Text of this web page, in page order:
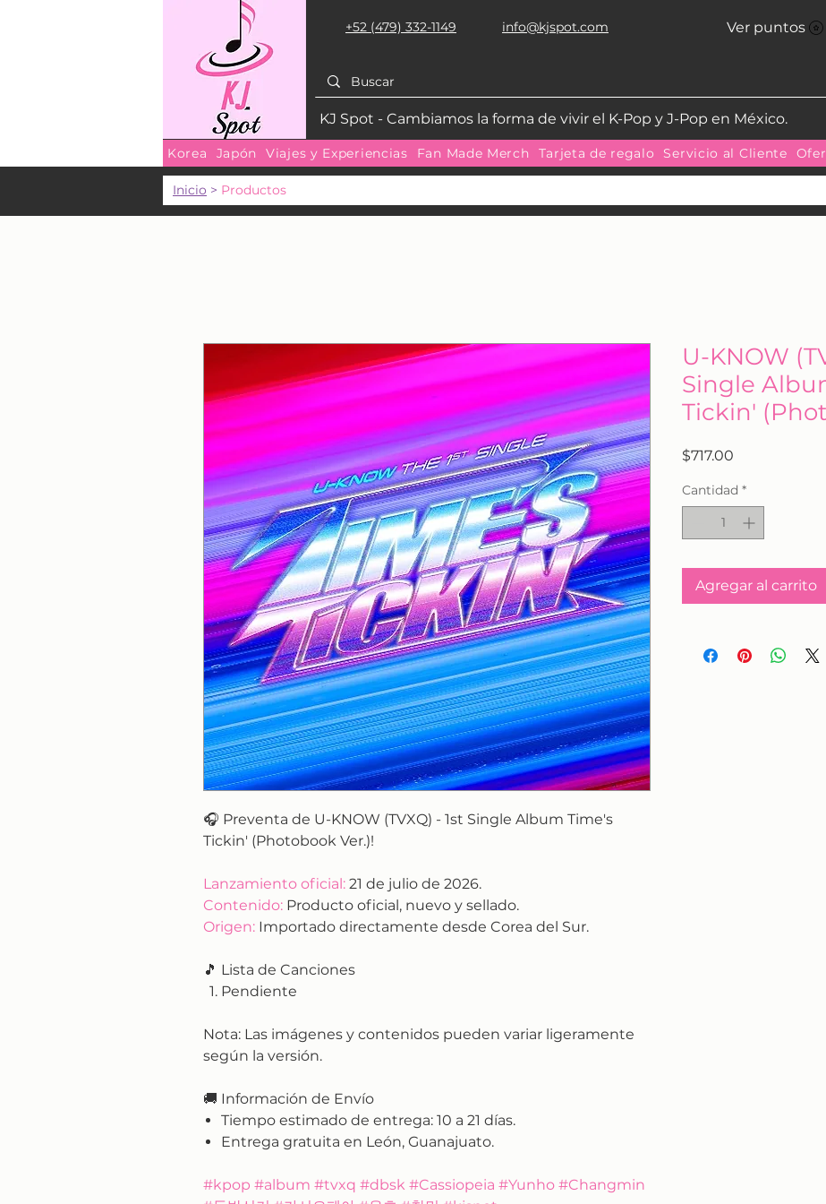
+52 (479) 332-1149 info@kjspot.com Ver puntos
KJ Spot - Cambiamos la forma de vivir el K-Pop y J-Pop en México.
Korea Japón Viajes y Experiencias Fan Made Merch Tarjeta de regalo Servicio al Cliente
Inicio > Productos
🎧 Preventa de U-KNOW (TVXQ) - 1st Single Album Time's
Tickin' (Photobook Ver.)!
Lanzamiento oficial: 21 de julio de 2026.
Contenido: Producto oficial, nuevo y sellado.
Origen: Importado directamente desde Corea del Sur.
🎵 Lista de Canciones
Pendiente
Nota: Las imágenes y contenidos pueden variar ligeramente
según la versión.
🚚 Información de Envío
Tiempo estimado de entrega: 10 a 21 días.
Entrega gratuita en León, Guanajuato.
#kpop #album #tvxq #dbsk #Cassiopeia #Yunho #Changmin
U-KNOW
Single
Tickin'
$717.00
Cantidad *
Agregar al carrito